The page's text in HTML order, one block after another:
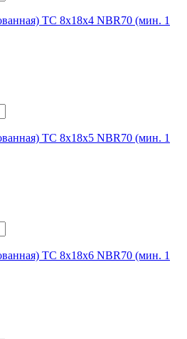
TC 8х18х4 NBR70 (мин. 1
TC 8х18х5 NBR70 (мин. 1
TC 8х18х6 NBR70 (мин. 1